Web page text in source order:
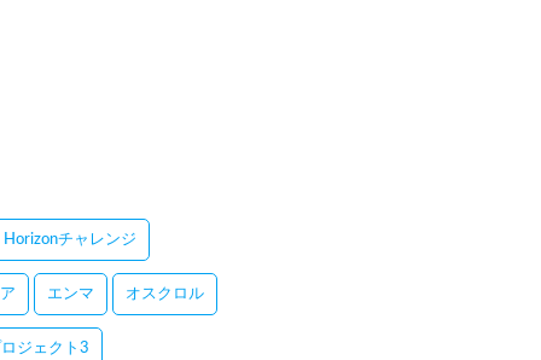
Horizonチャレンジ
エンマ オスクロル
ジェクト3